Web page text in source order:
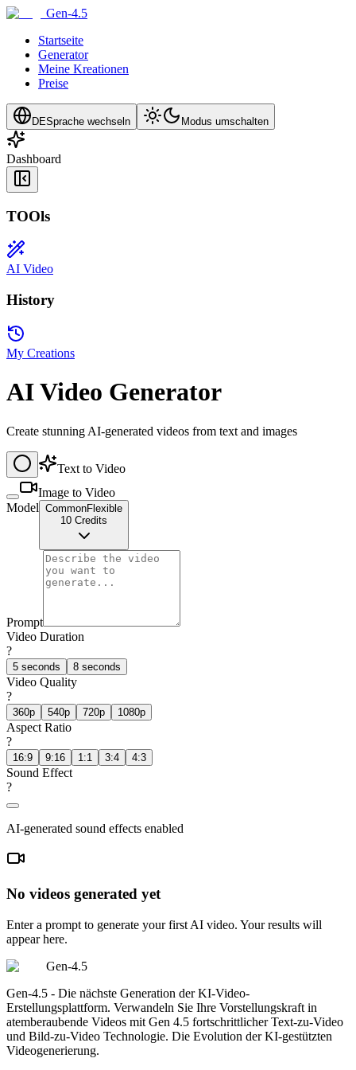
Gen-4.5
Startseite
Generator
Meine Kreationen
Preise
DESprache wechseln Modus umschalten
Dashboard
TOOls
AI Video
History
My Creations
AI Video Generator
Create stunning AI-generated videos from text and images
Text to Video
Image to Video
Model CommonFlexible
10 Credits
Prompt
Video Duration
?
5 seconds 8 seconds
Video Quality
?
360p 540p 720p 1080p
Aspect Ratio
?
16:9 9:16 1:1 3:4 4:3
Sound Effect
?
AI-generated sound effects enabled
No videos generated yet
Enter a prompt to generate your first AI video. Your results will
appear here.
Gen-4.5
Gen-4.5 - Die nächste Generation der KI-Video-
Erstellungsplattform. Verwandeln Sie Ihre Vorstellungskraft in
atemberaubende Videos mit Gen 4.5 fortschrittlicher Text-zu-Video
und Bild-zu-Video Technologie. Die Evolution der KI-gestützten
Videogenerierung.